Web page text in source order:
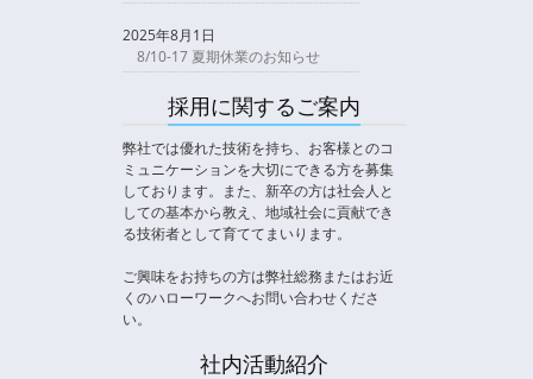
2025年8月1日
8/10-17 夏期休業のお知らせ
採用に関するご案内
弊社では優れた技術を持ち、お客様とのコ
ミュニケーションを大切にできる方を募集
しております。また、新卒の方は社会人と
しての基本から教え、地域社会に貢献でき
る技術者として育ててまいります。
ご興味をお持ちの方は弊社総務またはお近
くのハローワークへお問い合わせくださ
い。
社内活動紹介